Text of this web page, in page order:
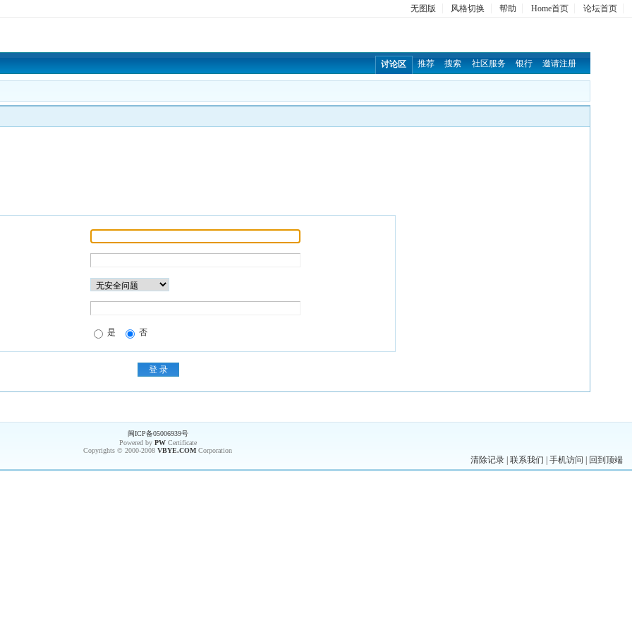
无图版 风格切换 帮助 Home首页 论坛首页
讨论区 推荐 搜索 社区服务 银行 邀请注册
是 否
闽ICP备05006939号
Powered by PW Certificate
Copyrights © 2000-2008VBYE.COM Corporation
清除记录| 联系我们 手机访问 回到顶端